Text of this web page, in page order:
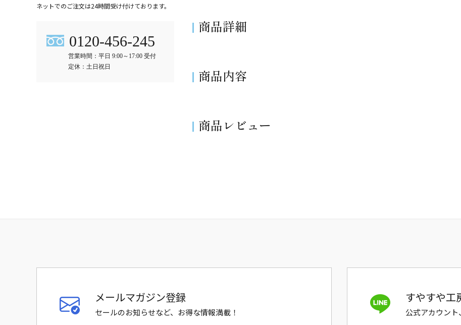
ネットでのご注文は24時間受け付けております。
0120-456-245
営業時間：平日 9:00～17:00 受付
定休：土日祝日
商品詳細
商品内容
商品レビュー
メールマガジン登録
セールのお知らせなど、お得な情報満載！
すやすや工
公式アカウント